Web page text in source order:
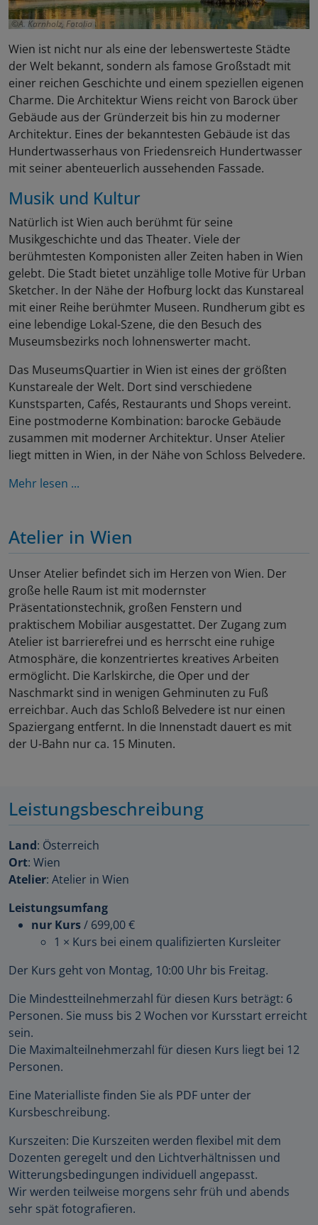
A. Karnholz, Fotolia
Wien ist nicht nur als eine der lebenswerteste Städte
der Welt bekannt, sondern als famose Großstadt mit
einer reichen Geschichte und einem speziellen eigenen
Charme. Die Architektur Wiens reicht von Barock über
Gebäude aus der Gründerzeit bis hin zu moderner
Architektur. Eines der bekanntesten Gebäude ist das
Hundertwasserhaus von Friedensreich Hundertwasser
mit seiner abenteuerlich aussehenden Fassade.
Musik und Kultur
Natürlich ist Wien auch berühmt für seine
Musikgeschichte und das Theater. Viele der
berühmtesten Komponisten aller Zeiten haben in Wien
gelebt. Die Stadt bietet unzählige tolle Motive für Urban
Sketcher. In der Nähe der Hofburg lockt das Kunstareal
mit einer Reihe berühmter Museen. Rundherum gibt es
eine lebendige Lokal-Szene, die den Besuch des
Museumsbezirks noch lohnenswerter macht.
Das MuseumsQuartier in Wien ist eines der größten
Kunstareale der Welt. Dort sind verschiedene
Kunstsparten, Cafés, Restaurants und Shops vereint.
Eine postmoderne Kombination: barocke Gebäude
zusammen mit moderner Architektur. Unser Atelier
liegt mitten in Wien, in der Nähe von Schloss Belvedere.
Mehr lesen ...
Atelier in Wien
Unser Atelier befindet sich im Herzen von Wien. Der
große helle Raum ist mit modernster
Präsentationstechnik, großen Fenstern und
praktischem Mobiliar ausgestattet. Der Zugang zum
Atelier ist barrierefrei und es herrscht eine ruhige
Atmosphäre, die konzentriertes kreatives Arbeiten
ermöglicht. Die Karlskirche, die Oper und der
Naschmarkt sind in wenigen Gehminuten zu Fuß
erreichbar. Auch das Schloß Belvedere ist nur einen
Spaziergang entfernt. In die Innenstadt dauert es mit
der U-Bahn nur ca. 15 Minuten.
Leistungsbeschreibung
Land: Österreich
Ort: Wien
Atelier: Atelier in Wien
Leistungsumfang
nur Kurs/ 699,00 €
1 × Kurs bei einem qualifizierten Kursleiter
Der Kurs geht von Montag, 10:00 Uhr bis Freitag.
Die Mindestteilnehmerzahl für diesen Kurs beträgt: 6
Personen. Sie muss bis 2 Wochen vor Kursstart erreicht
sein.
Die Maximalteilnehmerzahl für diesen Kurs liegt bei 12
Personen.
Eine Materialliste finden Sie als PDF unter der
Kursbeschreibung.
Kurszeiten: Die Kurszeiten werden flexibel mit dem
Dozenten geregelt und den Lichtverhältnissen und
Witterungsbedingungen individuell angepasst.
Wir werden teilweise morgens sehr früh und abends
sehr spät fotografieren.